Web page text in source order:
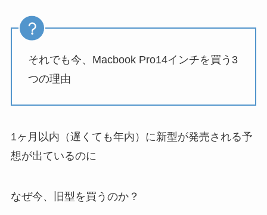
それでも今、Macbook Pro14インチを買う3
つの理由
1ヶ月以内（遅くても年内）に新型が発売される予
想が出ているのに
なぜ今、旧型を買うのか？